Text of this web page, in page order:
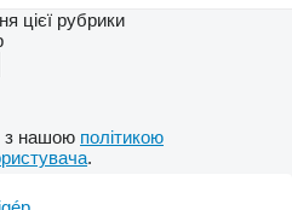
цієї рубрики
з нашою політикою
.